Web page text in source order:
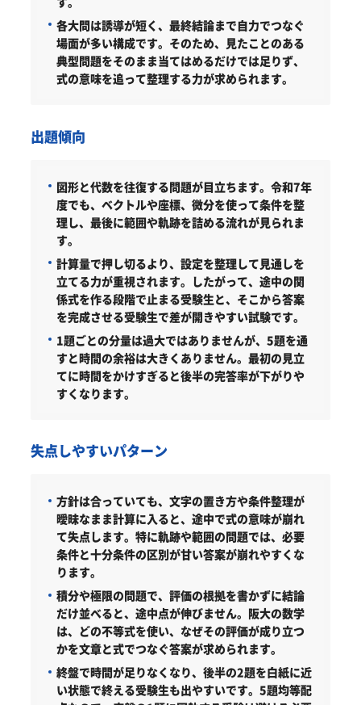
各大問は誘導が短く、最終結論まで自力でつなぐ
場面が多い構成です。そのため、見たことのある
典型問題をそのまま当てはめるだけでは足りず、
式の意味を追って整理する力が求められます。
出題傾向
図形と代数を往復する問題が目立ちます。令和7年
度でも、ベクトルや座標、微分を使って条件を整
理し、最後に範囲や軌跡を詰める流れが見られま
す。
計算量で押し切るより、設定を整理して見通しを
立てる力が重視されます。したがって、途中の関
係式を作る段階で止まる受験生と、そこから答案
を完成させる受験生で差が開きやすい試験です。
1題ごとの分量は過大ではありませんが、5題を通
すと時間の余裕は大きくありません。最初の見立
てに時間をかけすぎると後半の完答率が下がりや
すくなります。
失点しやすいパターン
方針は合っていても、文字の置き方や条件整理が
曖昧なまま計算に入ると、途中で式の意味が崩れ
て失点します。特に軌跡や範囲の問題では、必要
条件と十分条件の区別が甘い答案が崩れやすくな
ります。
積分や極限の問題で、評価の根拠を書かずに結論
だけ並べると、途中点が伸びません。阪大の数学
は、どの不等式を使い、なぜその評価が成り立つ
かを文章と式でつなぐ答案が求められます。
終盤で時間が足りなくなり、後半の2題を白紙に近
い状態で終える受験生も出やすいです。5題均等配